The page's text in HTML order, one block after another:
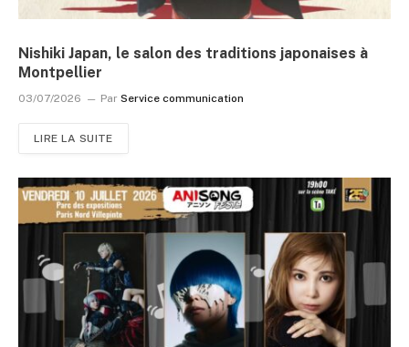
Nishiki Japan, le salon des traditions japonaises à
Montpellier
03/07/2026 Par Service communication
LIRE LA SUITE